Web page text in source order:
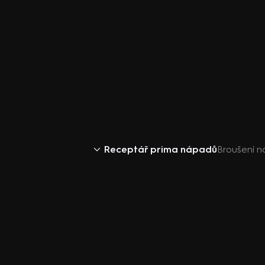
Receptář prima nápadůBroušení